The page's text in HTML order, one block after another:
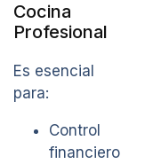
Cocina
Profesional
Es esencial
para:
Control
financiero